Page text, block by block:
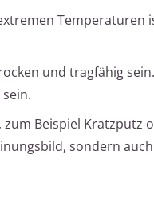
Temperaturen
und tragfähig
Beispiel Kratzputz
sondern